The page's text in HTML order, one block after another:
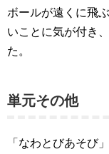
ボールが遠くに飛
いことに気が付き
た。
単元その他
「なわとびあそび